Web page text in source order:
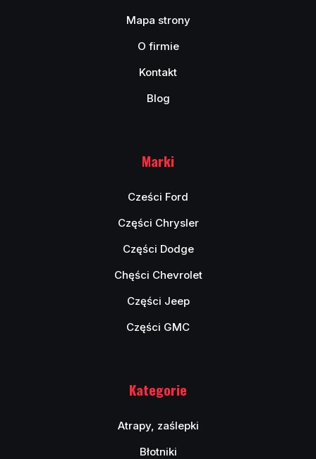
Mapa strony
O firmie
Kontakt
Blog
Marki
Cześci Ford
Części Chrysler
Części Dodge
Chęści Chevrolet
Części Jeep
Części GMC
Kategorie
Atrapy, zaślepki
Błotniki